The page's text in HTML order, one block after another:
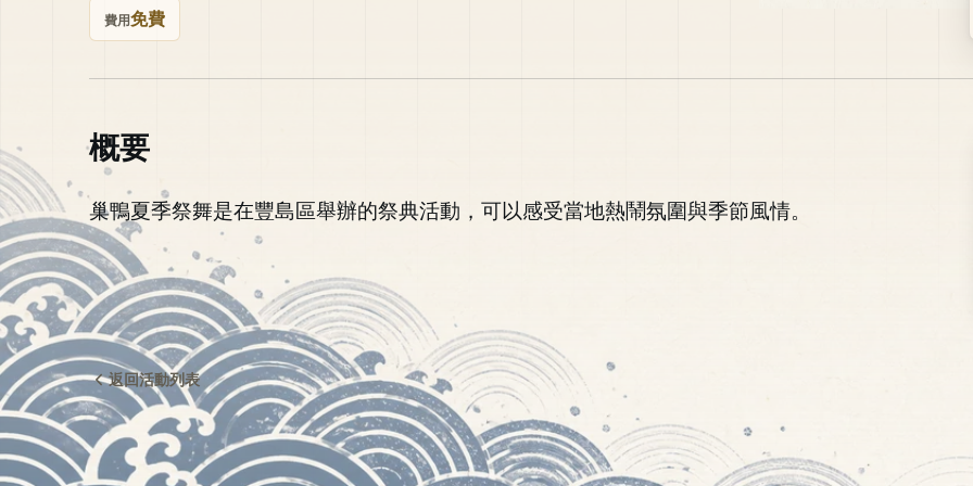
費用免費
概要
巢鴨夏季祭舞是在豐島區舉辦的祭典活動，可以感受當地熱鬧氛圍與季節風情。
返回活動列表